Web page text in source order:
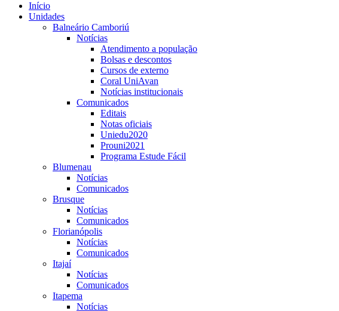
Início
Unidades
Balneário Camboriú
Notícias
Atendimento a população
Bolsas e descontos
Cursos de externo
Coral UniAvan
Notícias institucionais
Comunicados
Editais
Notas oficiais
Uniedu2020
Prouni2021
Programa Estude Fácil
Blumenau
Notícias
Comunicados
Brusque
Notícias
Comunicados
Florianópolis
Notícias
Comunicados
Itajaí
Notícias
Comunicados
Itapema
Notícias